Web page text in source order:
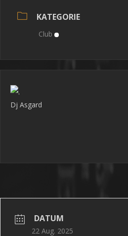
KATEGORIE
Club
Dj Asgard
DATUM
22 Aug. 2025